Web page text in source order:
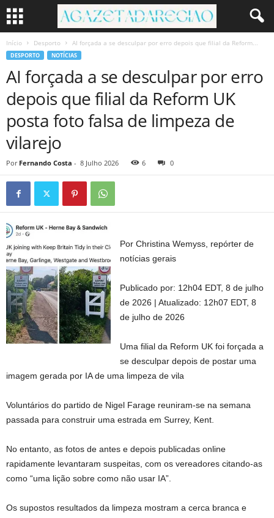
Início Desporto AI forçada a se desculpar por erro depois que filial da Reform...
DESPORTO NOTÍCIAS
AI forçada a se desculpar por erro
depois que filial da Reform UK
posta foto falsa de limpeza de
vilarejo
Por Fernando Costa - 8 Julho 2026 6 0
Por Christina Wemyss, repórter de
notícias gerais
Publicado por: 12h04 EDT, 8 de julho
de 2026 |Atualizado: 12h07 EDT, 8
de julho de 2026
Uma filial da Reform UK foi forçada a
se desculpar depois de postar uma
imagem gerada por IA de uma limpeza de vila
Voluntários do partido de Nigel Farage reuniram-se na semana
passada para construir uma estrada em Surrey, Kent.
No entanto, as fotos de antes e depois publicadas online
rapidamente levantaram suspeitas, com os vereadores citando-as
como “uma lição sobre como não usar IA”.
Os supostos resultados da limpeza mostram a cerca branca e